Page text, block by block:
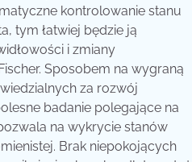
kontrolowanie stanu
tym łatwiej będzie ją
i zmiany
Sposobem na wygraną
za rozwój
badanie polegające na
na wykrycie stanów
Brak niepokojących